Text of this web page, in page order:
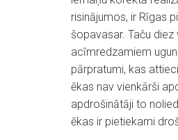
risinājumos, ir Rīgas
šopavasar. Taču
acīmredzamiem
pārpratumi, kas
ēkas nav vienkārši
apdrošinātāji to
ēkas ir pietiekami